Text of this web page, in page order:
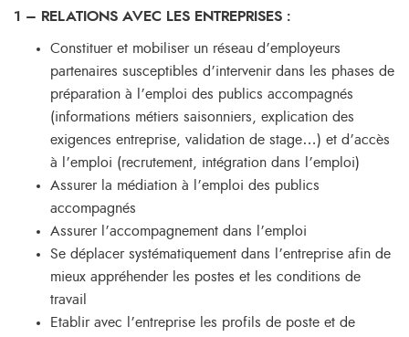
1 – RELATIONS AVEC LES ENTREPRISES :
Constituer et mobiliser un réseau d’employeurs
partenaires susceptibles d’intervenir dans les phases de
préparation à l’emploi des publics accompagnés
(informations métiers saisonniers, explication des
exigences entreprise, validation de stage…) et d’accès
à l’emploi (recrutement, intégration dans l’emploi)
Assurer la médiation à l’emploi des publics
accompagnés
Assurer l’accompagnement dans l’emploi
Se déplacer systématiquement dans l’entreprise afin de
mieux appréhender les postes et les conditions de
travail
Etablir avec l’entreprise les profils de poste et de